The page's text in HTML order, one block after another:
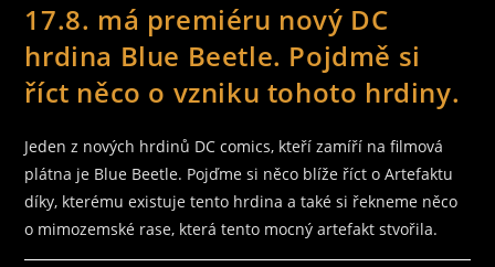
17.8. má premiéru nový DC
hrdina Blue Beetle. Pojdmě si
říct něco o vzniku tohoto hrdiny.
Jeden z nových hrdinů DC comics, kteří zamíří na filmová
plátna je Blue Beetle. Pojďme si něco blíže říct o Artefaktu
díky, kterému existuje tento hrdina a také si řekneme něco
o mimozemské rase, která tento mocný artefakt stvořila.